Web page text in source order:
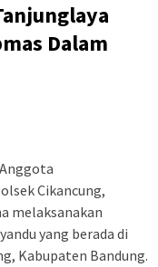
Dalam
Cikancung,
melaksanakan
yang berada di
Kabupaten Bandung.